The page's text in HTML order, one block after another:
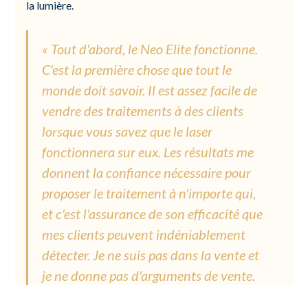
la lumière.
« Tout d'abord, le Neo Elite fonctionne.
C'est la première chose que tout le
monde doit savoir. Il est assez facile de
vendre des traitements à des clients
lorsque vous savez que le laser
fonctionnera sur eux. Les résultats me
donnent la confiance nécessaire pour
proposer le traitement à n'importe qui,
et c'est l'assurance de son efficacité que
mes clients peuvent indéniablement
détecter. Je ne suis pas dans la vente et
je ne donne pas d'arguments de vente.